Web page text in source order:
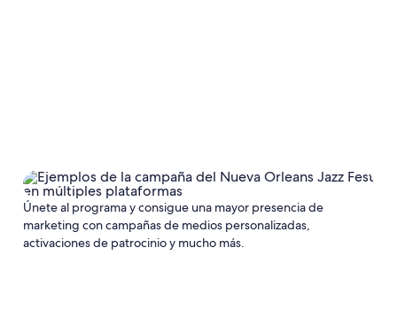
Únete al programa y consigue una mayor presencia de
marketing con campañas de medios personalizadas,
activaciones de patrocinio y mucho más.